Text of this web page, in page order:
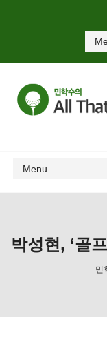
박성현, ‘골
민